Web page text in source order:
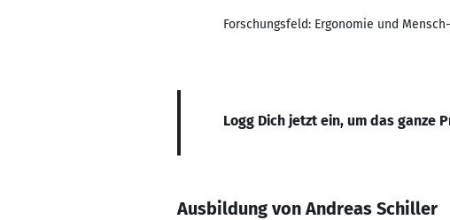
Forschungsfeld: Ergonomie und
Logg Dich jetzt ein, um das ganze
Ausbildung von Andreas Schiller